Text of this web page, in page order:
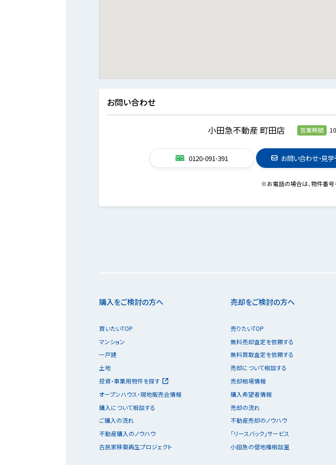
お問い合わせ
小田急不動産 町田店 営業時間
0120-091-391 お問い合わせ・見
※お電話の場合は、物件番号
購入をご検討の方へ
買いたいTOP
マンション
一戸建
土地
投資・事業用物件を探す
オープンハウス・現地販売会情報
購入について相談する
ご購入の流れ
不動産購入のノウハウ
古民家移築再生プロジェクト
売却をご検討の方へ
売りたいTOP
無料売却査定を依頼する
無料買取査定を依頼する
売却について相談する
売却相場情報
購入希望者情報
売却の流れ
不動産売却のノウハウ
「リースバック」サービス
小田急の借地権相談室